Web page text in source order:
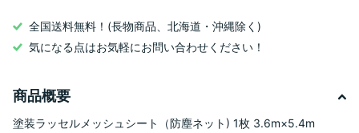
全国送料無料！(長物商品、北海道・沖縄除く)
気になる点はお気軽にお問い合わせください！
商品概要
塗装ラッセルメッシュシート（防塵ネット) 1枚 3.6m×5.4m